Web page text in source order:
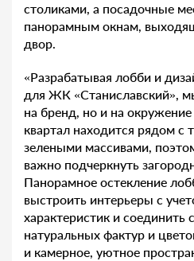
столиками, а посадочные
панорамным окнам,
двор.
«Разрабатывая лобби и
для ЖК «Станиславский»,
на бренд, но и на
квартал находится рядом с
зелеными массивами,
важно подчеркнуть
Панорамное остекление
выстроить интерьеры с
характеристик и
натуральных фактур и
и камерное, уютное